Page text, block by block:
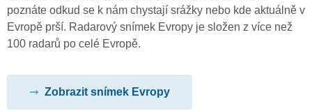
poznáte odkud se k nám chystají srážky nebo kde aktuálně v
Evropě prší. Radarový snímek Evropy je složen z více než
100 radarů po celé Evropě.
Zobrazit snímek Evropy